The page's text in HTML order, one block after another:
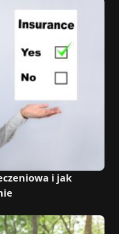
i jak